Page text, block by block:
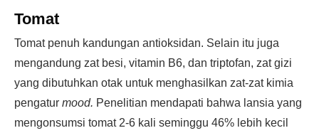
Tomat
Tomat penuh kandungan antioksidan. Selain itu juga
mengandung zat besi, vitamin B6, dan triptofan, zat gizi
yang dibutuhkan otak untuk menghasilkan zat-zat kimia
pengatur mood. Penelitian mendapati bahwa lansia yang
mengonsumsi tomat 2-6 kali seminggu 46% lebih kecil